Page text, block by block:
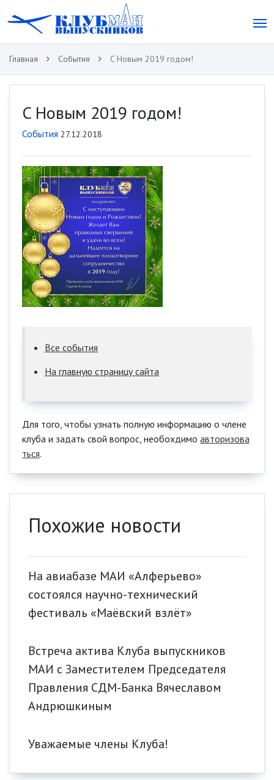
Главная События C Новым 2019 годом!
C Новым 2019 годом!
События 27.12.2018
Все события
На главную страницу сайта
Для того, чтобы узнать полную информацию о члене
клуба и задать свой вопрос, необохдимо авторизова
ться.
Похожие новости
На авиабазе МАИ «Алферьево»
состоялся научно-технический
фестиваль «Маёвский взлёт»
Встреча актива Клуба выпускников
МАИ с Заместителем Председателя
Правления СДМ-Банка Вячеславом
Андрюшкиным
Уважаемые члены Клуба!